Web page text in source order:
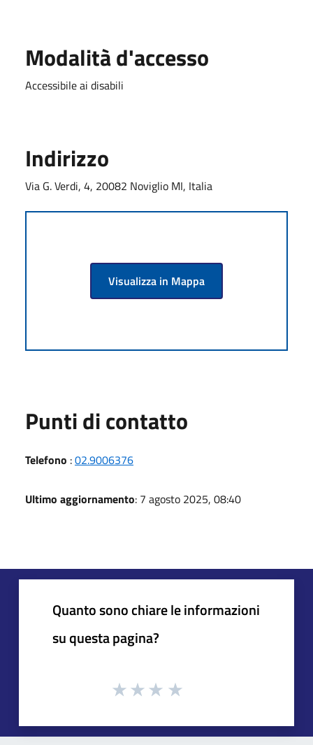
Modalità d'accesso
Accessibile ai disabili
Indirizzo
Via G. Verdi, 4, 20082 Noviglio MI, Italia
Visualizza in Mappa
Punti di contatto
Telefono :02.9006376
Ultimo aggiornamento: 7 agosto 2025, 08:40
Quanto sono chiare le informazioni
su questa pagina?